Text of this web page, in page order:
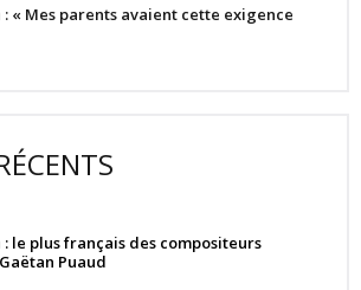
« Mes parents avaient cette exigence
le plus français des compositeurs
Puaud